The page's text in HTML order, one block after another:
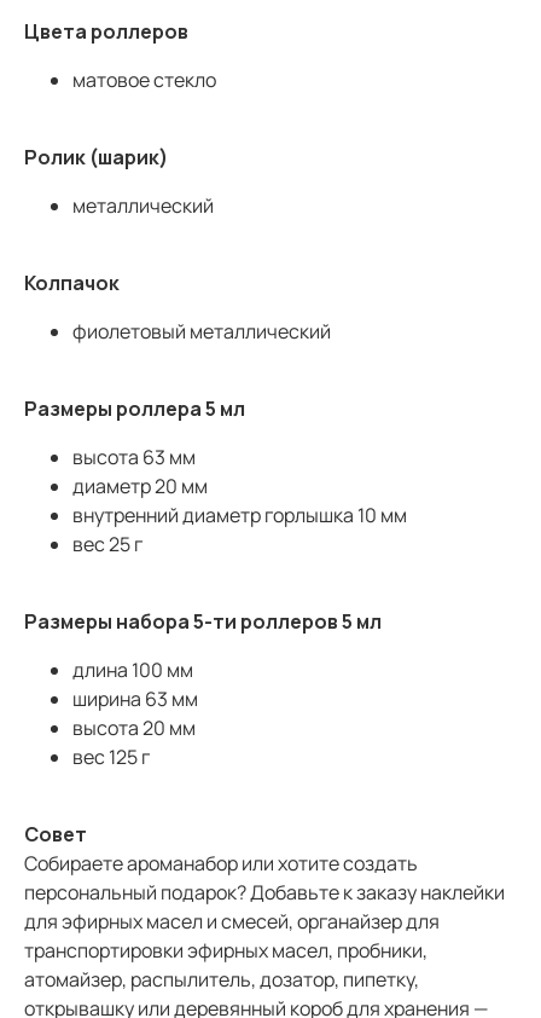
Цвета роллеров
матовое стекло
Ролик (шарик)
металлический
Колпачок
фиолетовый металлический
Размеры роллера 5 мл
высота 63 мм
диаметр 20 мм
внутренний диаметр горлышка 10 мм
вес 25 г
Размеры набора 5-ти роллеров 5 мл
длина 100 мм
ширина 63 мм
высота 20 мм
вес 125 г
Совет
Собираете ароманабор или хотите создать
персональный подарок? Добавьте к заказу наклейки
для эфирных масел и смесей, органайзер для
транспортировки эфирных масел, пробники,
атомайзер, распылитель, дозатор, пипетку,
открывашку или деревянный короб для хранения —